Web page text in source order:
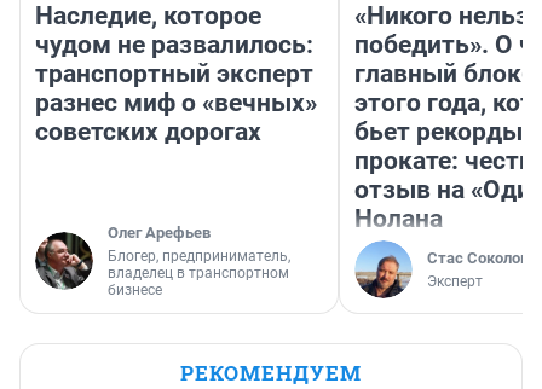
Наследие, которое
чудом не развалилось:
транспортный эксперт
разнес миф о «вечных»
советских дорогах
Олег Арефьев
Блогер, предприниматель,
владелец в транспортном
бизнесе
«Никого нельзя
победить». О
главный
этого года,
бьет рекорды в
прокате:
отзыв на
Нолана
Стас Соколов
Эксперт
РЕКОМЕНДУЕМ